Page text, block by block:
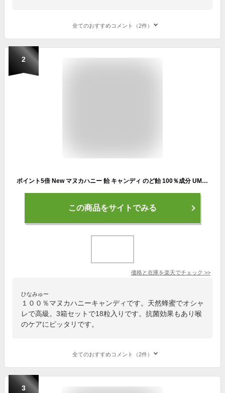
全てのおすすめコメント（2件）
2
ポイント5倍 New マヌカハニー 飴 キャンディ のど飴 100％成分 UMF10+ 3箱 18粒入 送料無料 メール便 ハニー ドロップレット マヌカロゼンジ マヌカ アメ 飴 ドロップ 天然蜂蜜 あめ プレゼント プチギフト マヌカ蜂蜜 ニュージーランド 10+ 抗菌 活性 喉ケア
この商品をサイトでみる
価格と在庫を楽天でチェック >>
ひなみゅー
１００％マヌカハニーキャンディです。天然蜂蜜でオシャ
レで高級。3箱セットで18粒入りです。抗菌効果もあり喉
のケアにピッタリです。
全てのおすすめコメント（2件）
3